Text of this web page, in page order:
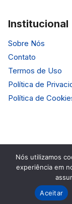
Institucional
Sobre Nós
Contato
Termos de Uso
Política de
Política de
© 2026
Nós utilizamos
experiência em
Aceitar